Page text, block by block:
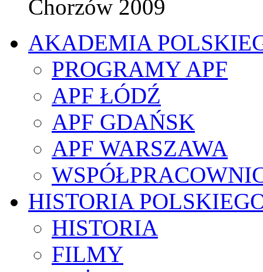
Chorzów 2009
AKADEMIA
PROGRAMY APF
APF ŁÓDŹ
APF GDAŃSK
APF WARSZAWA
HISTORIA
HISTORIA
FILMY